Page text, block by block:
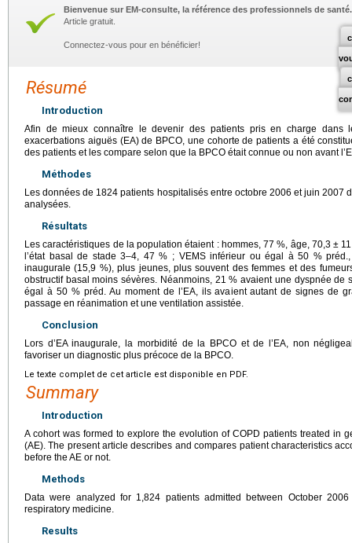
Bienvenue sur EM-consulte, la référence des professionnels de santé.
Article gratuit.
Connectez-vous pour en bénéficier!
Résumé
Introduction
Afin de mieux connaître le devenir des patients pris en charge dans
exacerbations aiguës (EA) de BPCO, une cohorte de patients a été
des patients et les compare selon que la BPCO était connue ou non avant
Méthodes
Les données de 1824 patients hospitalisés entre octobre 2006 et juin 2007
analysées.
Résultats
Les caractéristiques de la population étaient : hommes, 77 %, âge, 70,3 ±
l’état basal de stade 3–4, 47 % ; VEMS inférieur ou égal à 50 %
inaugurale (15,9 %), plus jeunes, plus souvent des femmes et des
obstructif basal moins sévères. Néanmoins, 21 % avaient une dyspnée de
égal à 50 % préd. Au moment de l’EA, ils avaient autant de signes de
passage en réanimation et une ventilation assistée.
Conclusion
Lors d’EA inaugurale, la morbidité de la BPCO et de l’EA, non
favoriser un diagnostic plus précoce de la BPCO.
Le texte complet de cet article est disponible en PDF.
Summary
Introduction
A cohort was formed to explore the evolution of COPD patients treated in
(AE). The present article describes and compares patient characteristics
before the AE or not.
Methods
Data were analyzed for 1,824 patients admitted between October
respiratory medicine.
Results